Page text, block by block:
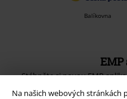
Na našich webových stránkách
Balíkovna
Stáhněte si novou EMP